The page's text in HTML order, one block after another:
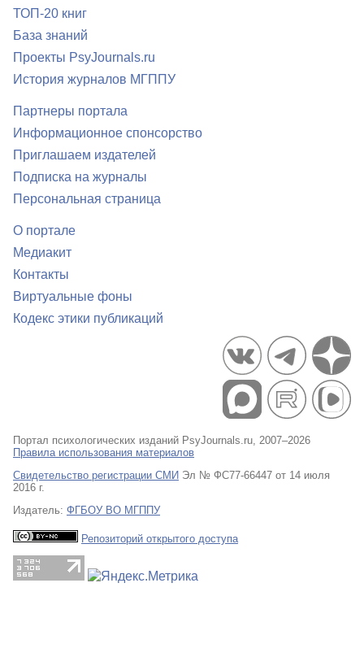
ТОП-20 книг
База знаний
Проекты PsyJournals.ru
История журналов МГППУ
Партнеры портала
Информационное спонсорство
Приглашаем издателей
Подписка на журналы
Персональная страница
О портале
Медиакит
Контакты
Виртуальные фоны
Кодекс этики публикаций
Портал психологических изданий PsyJournals.ru, 2007–2026
Правила использования материалов
Свидетельство регистрации СМИ Эл № ФС77-66447 от 14 июля
2016 г.
Издатель: ФГБОУ ВО МГППУ
Репозиторий открытого доступа